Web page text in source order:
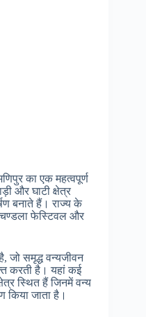
का एक महत्वपूर्ण
और घाटी क्षेत्र
बनाते हैं। राज्य के
चण्डला फेस्टिवल और
जो समृद्ध वन्यजीवन
करती है। यहां कई
स्थित हैं जिनमें वन्य
किया जाता है।